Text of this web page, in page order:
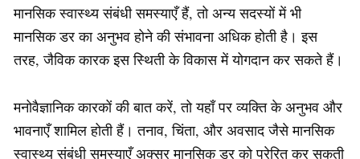
मानसिक स्वास्थ्य संबंधी समस्याएँ हैं, तो अन्य सदस्यों में भी
मानसिक डर का अनुभव होने की संभावना अधिक होती है। इस
तरह, जैविक कारक इस स्थिती के विकास में योगदान कर सकते हैं।
मनोवैज्ञानिक कारकों की बात करें, तो यहाँ पर व्यक्ति के अनुभव और
भावनाएँ शामिल होती हैं। तनाव, चिंता, और अवसाद जैसे मानसिक
स्वास्थ्य संबंधी समस्याएँ अक्सर मानसिक डर को प्रेरित कर सकती